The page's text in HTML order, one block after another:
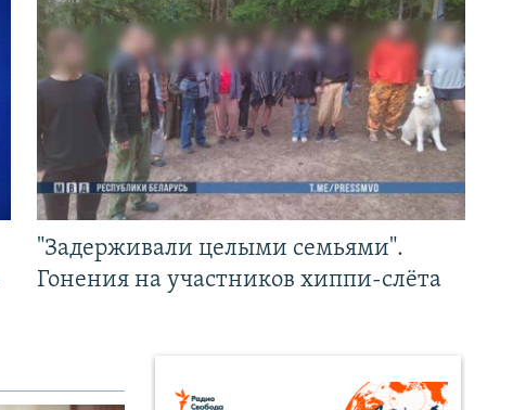
"Задерживали целыми семьями".
Гонения на участников хиппи-слёта